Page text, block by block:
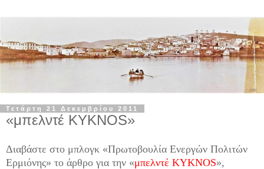
Τετάρτη 21 Δεκεμβρίου 2011
«μπελντέ KYKNOS»
Διαβάστε στο μπλογκ «Πρωτοβουλία Ενεργών Πολιτών
Ερμιόνης» το άρθρο για την «μπελντέ KYKNOS»,